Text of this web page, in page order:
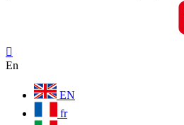

En
EN
fr